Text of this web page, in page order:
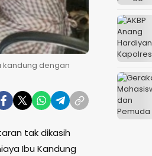
kandung dengan
tak dikasih
Ibu Kandung